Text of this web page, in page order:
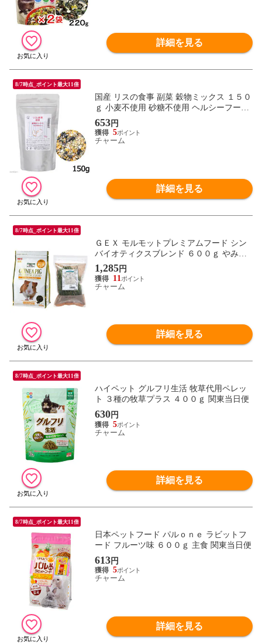
詳細を見る
8/7時点_ポイント最大11倍
国産 リスの食事 副菜 穀物ミックス １５０
ｇ 小麦不使用 砂糖不使用 ヘルシーフード
関東当日便
653円
5
チャーム
詳細を見る
8/7時点_ポイント最大11倍
ＧＥＸ モルモットプレミアムフード シン
バイオティクスブレンド ６００ｇ やみつ
きオーツヘイ２０ｇセット 関東当日便
1,285円
11
チャーム
詳細を見る
8/7時点_ポイント最大11倍
ハイペット グルフリ生活 牧草代用ペレッ
ト ３種の牧草プラス ４００ｇ 関東当日便
630円
5
チャーム
詳細を見る
8/7時点_ポイント最大11倍
日本ペットフード パルｏｎｅ ラビットフ
ード フルーツ味 ６００ｇ 主食 関東当日便
613円
5
チャーム
詳細を見る